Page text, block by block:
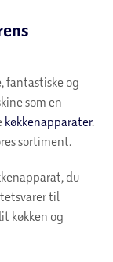
fantastiske og
som en
køkkenapparater.
sortiment.
du
til
køkken og